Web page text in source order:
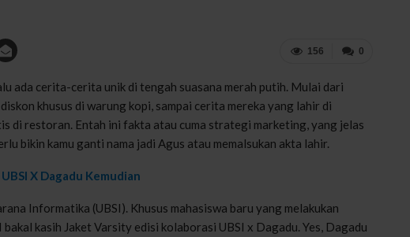
0
156
ada cerita-cerita unik di tengah suasana merah putih. Mulai dari
khusus di warung kopi, sampai cerita mereka yang lahir di
di restoran. Entah ini fakta atau cuma strategi marketing, yang jelas
bikin kamu ganti nama jadi Agus atau memalsukan akta lahir.
X Dagadu Kemudian
Informatika (UBSI). Khusus mahasiswa baru yang melakukan
kasih Jaket Varsity edisi kolaborasi UBSI x Dagadu. Yes, Dagadu